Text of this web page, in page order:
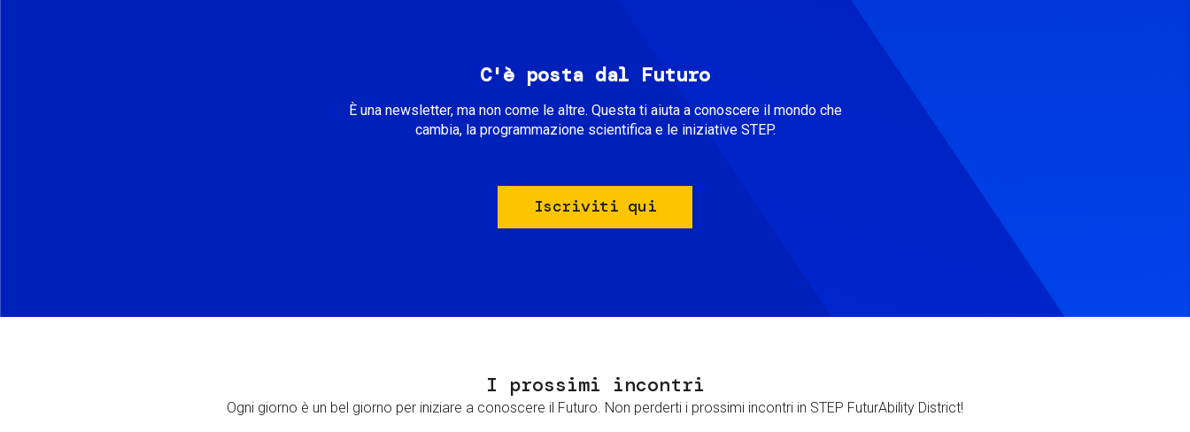
C'è posta dal Futuro
È una newsletter, ma non come le altre. Questa ti aiuta a conoscere il mondo che
cambia, la programmazione scientifica e le iniziative STEP.
Iscriviti qui
I prossimi incontri
Ogni giorno è un bel giorno per iniziare a conoscere il Futuro. Non perderti i prossimi incontri in STEP FuturAbility District!